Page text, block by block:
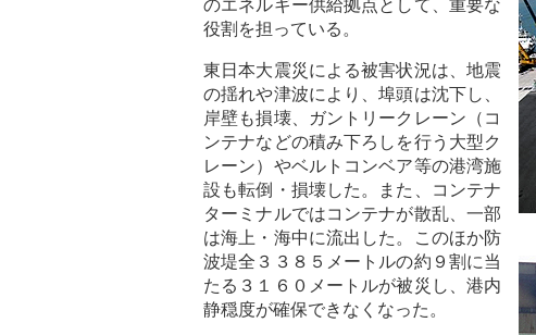
のエネルギー供給拠点として、重要な
役割を担っている。
東日本大震災による被害状況は、地震
の揺れや津波により、埠頭は沈下し、
岸壁も損壊、ガントリークレーン（コ
ンテナなどの積み下ろしを行う大型ク
レーン）やベルトコンベア等の港湾施
設も転倒・損壊した。また、コンテナ
ターミナルではコンテナが散乱、一部
は海上・海中に流出した。このほか防
波堤全３３８５メートルの約９割に当
たる３１６０メートルが被災し、港内
静穏度が確保できなくなった。